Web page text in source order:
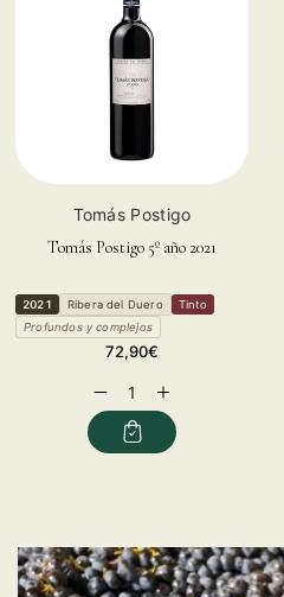
Vendor:Tomás Postigo
Tomás Postigo 5º año 2021
2021 Ribera del Duero
Tinto
Profundos y complejos
Regular
72,90€
Decrease
quantity
Increase
quantity
for